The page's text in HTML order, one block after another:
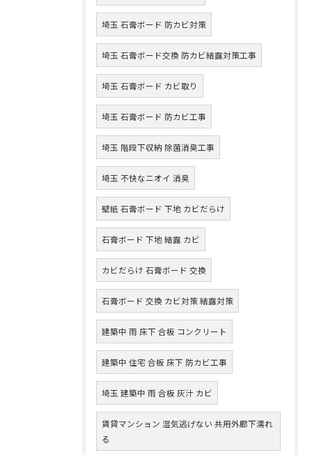
埼玉 石膏ボード 防カビ対策
埼玉 石膏ボード交換 防カビ結露対策工事
埼玉 石膏ボード カビ取り
埼玉 石膏ボード 防カビ工事
埼玉 階段下収納 除菌消臭工事
埼玉 不快なニオイ 消臭
壁紙 石膏ボード 下地 カビだらけ
石膏ボード 下地 結露 カビ
カビだらけ 石膏ボード 交換
石膏ボード 交換 カビ対策 結露対策
建築中 雨 床下 合板 コンクリート
建築中 住宅 合板 床下 防カビ工事
埼玉 建築中 雨 合板 灰汁 カビ
賃貸マンション 湿気逃げない 共用外廊下濡れ
る